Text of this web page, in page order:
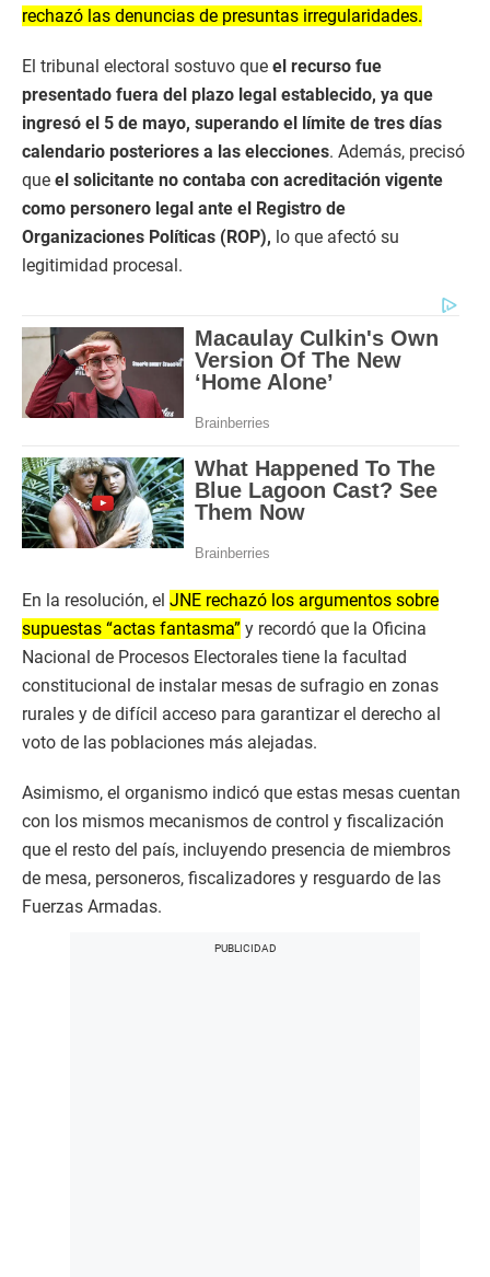
rechazó las denuncias de presuntas irregularidades.
El tribunal electoral sostuvo que el recurso fue
presentado fuera del plazo legal establecido, ya que
ingresó el 5 de mayo, superando el límite de tres días
calendario posteriores a las elecciones. Además, precisó
que el solicitante no contaba con acreditación vigente
como personero legal ante el Registro de
Organizaciones Políticas (ROP), lo que afectó su
legitimidad procesal.
En la resolución, el JNE rechazó los argumentos sobre
supuestas “actas fantasma” y recordó que la Oficina
Nacional de Procesos Electorales tiene la facultad
constitucional de instalar mesas de sufragio en zonas
rurales y de difícil acceso para garantizar el derecho al
voto de las poblaciones más alejadas.
Asimismo, el organismo indicó que estas mesas cuentan
con los mismos mecanismos de control y fiscalización
que el resto del país, incluyendo presencia de miembros
de mesa, personeros, fiscalizadores y resguardo de las
Fuerzas Armadas.